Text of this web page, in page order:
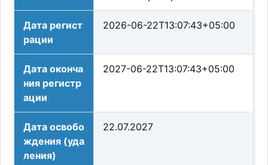
Дата регист
рации
2026-06-22T13:07:43+05:00
Дата оконча
ния регистр
ации
2027-06-22T13:07:43+05:00
Дата освобо
ждения (уда
ления)
22.07.2027